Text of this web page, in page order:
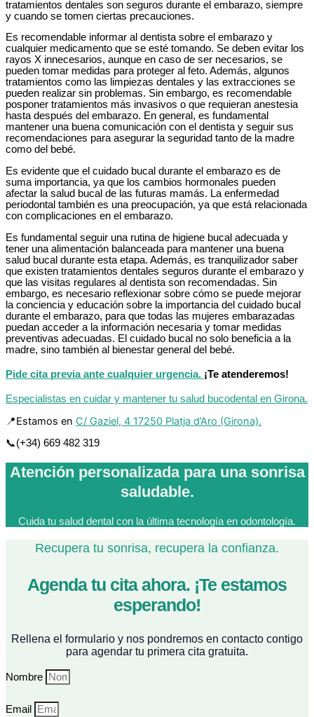
tratamientos dentales son seguros durante el embarazo, siempre
y cuando se tomen ciertas precauciones.
Es recomendable informar al dentista sobre el embarazo y
cualquier medicamento que se esté tomando. Se deben evitar los
rayos X innecesarios, aunque en caso de ser necesarios, se
pueden tomar medidas para proteger al feto. Además, algunos
tratamientos como las limpiezas dentales y las extracciones se
pueden realizar sin problemas. Sin embargo, es recomendable
posponer tratamientos más invasivos o que requieran anestesia
hasta después del embarazo. En general, es fundamental
mantener una buena comunicación con el dentista y seguir sus
recomendaciones para asegurar la seguridad tanto de la madre
como del bebé.
Es evidente que el cuidado bucal durante el embarazo es de
suma importancia, ya que los cambios hormonales pueden
afectar la salud bucal de las futuras mamás. La enfermedad
periodontal también es una preocupación, ya que está relacionada
con complicaciones en el embarazo.
Es fundamental seguir una rutina de higiene bucal adecuada y
tener una alimentación balanceada para mantener una buena
salud bucal durante esta etapa. Además, es tranquilizador saber
que existen tratamientos dentales seguros durante el embarazo y
que las visitas regulares al dentista son recomendadas. Sin
embargo, es necesario reflexionar sobre cómo se puede mejorar
la conciencia y educación sobre la importancia del cuidado bucal
durante el embarazo, para que todas las mujeres embarazadas
puedan acceder a la información necesaria y tomar medidas
preventivas adecuadas. El cuidado bucal no solo beneficia a la
madre, sino también al bienestar general del bebé.
Pide cita previa ante cualquier urgencia. ¡Te atenderemos!
Especialistas en cuidar y mantener tu salud bucodental en Girona.
📍Estamos en C/ Gaziel, 4 17250 Platja d’Aro (Girona).
📞(+34) 669 482 319
Atención personalizada para una sonrisa
saludable.
Cuida tu salud dental con la última tecnología en odontología.
Recupera tu sonrisa, recupera la confianza.
Agenda tu cita ahora. ¡Te estamos
esperando!
Rellena el formulario y nos pondremos en contacto contigo
para agendar tu primera cita gratuita.
Nombre
Email